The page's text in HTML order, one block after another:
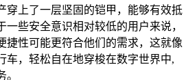
穿上了一层坚固的铠甲，能够有效抵
些安全意识相对较低的用户来说，
捷性可能更符合他们的需求，这就像
车，轻松自在地穿梭在数字世界中,